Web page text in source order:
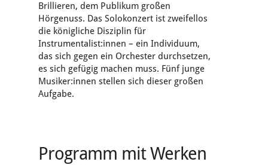
Brillieren, dem Publikum großen
Hörgenuss. Das Solokonzert ist zweifellos
die königliche Disziplin für
Instrumentalist:innen – ein Individuum,
das sich gegen ein Orchester durchsetzen,
es sich gefügig machen muss. Fünf junge
Musiker:innen stellen sich dieser großen
Aufgabe.
Programm mit Werken